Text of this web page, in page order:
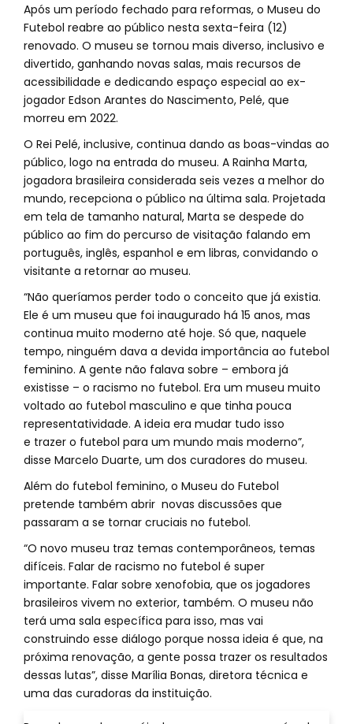
Após um período fechado para reformas, o Museu do
Futebol reabre ao público nesta sexta-feira (12)
renovado. O museu se tornou mais diverso, inclusivo e
divertido, ganhando novas salas, mais recursos de
acessibilidade e dedicando espaço especial ao ex-
jogador Edson Arantes do Nascimento, Pelé, que
morreu em 2022.
O Rei Pelé, inclusive, continua dando as boas-vindas ao
público, logo na entrada do museu. A Rainha Marta,
jogadora brasileira considerada seis vezes a melhor do
mundo, recepciona o público na última sala. Projetada
em tela de tamanho natural, Marta se despede do
público ao fim do percurso de visitação falando em
português, inglês, espanhol e em libras, convidando o
visitante a retornar ao museu.
“Não queríamos perder todo o conceito que já existia.
Ele é um museu que foi inaugurado há 15 anos, mas
continua muito moderno até hoje. Só que, naquele
tempo, ninguém dava a devida importância ao futebol
feminino. A gente não falava sobre – embora já
existisse – o racismo no futebol. Era um museu muito
voltado ao futebol masculino e que tinha pouca
representatividade. A ideia era mudar tudo isso
e trazer o futebol para um mundo mais moderno”,
disse Marcelo Duarte, um dos curadores do museu.
Além do futebol feminino, o Museu do Futebol
pretende também abrir novas discussões que
passaram a se tornar cruciais no futebol.
“O novo museu traz temas contemporâneos, temas
difíceis. Falar de racismo no futebol é super
importante. Falar sobre xenofobia, que os jogadores
brasileiros vivem no exterior, também. O museu não
terá uma sala específica para isso, mas vai
construindo esse diálogo porque nossa ideia é que, na
próxima renovação, a gente possa trazer os resultados
dessas lutas”, disse Marília Bonas, diretora técnica e
uma das curadoras da instituição.